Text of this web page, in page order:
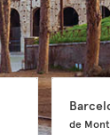
de